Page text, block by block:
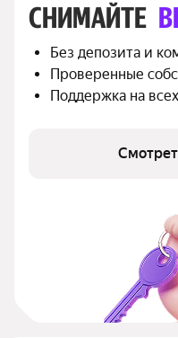
СНИМАЙТЕ
Без депозита и
Проверенные
Поддержка на